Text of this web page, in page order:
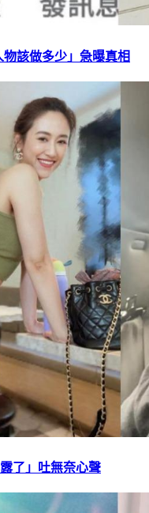
該做多少」急曝真相
了」吐無奈心聲